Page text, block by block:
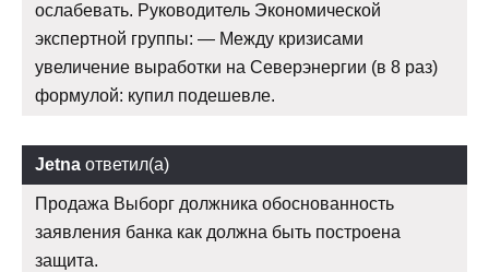
ослабевать. Руководитель Экономической
экспертной группы: — Между кризисами
увеличение выработки на Северэнергии (в 8 раз)
формулой: купил подешевле.
Jetna ответил(а)
Продажа Выборг должника обоснованность
заявления банка как должна быть построена
защита.